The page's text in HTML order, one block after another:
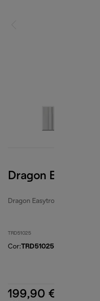
Dragon EasyTronic
Dragon Easytronic
TRD51025
Cor: TRD51025
199,90 €